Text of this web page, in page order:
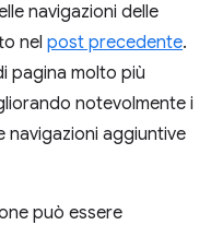
navigazioni delle
nel post precedente.
pagina molto più
notevolmente i
navigazioni aggiuntive
può essere